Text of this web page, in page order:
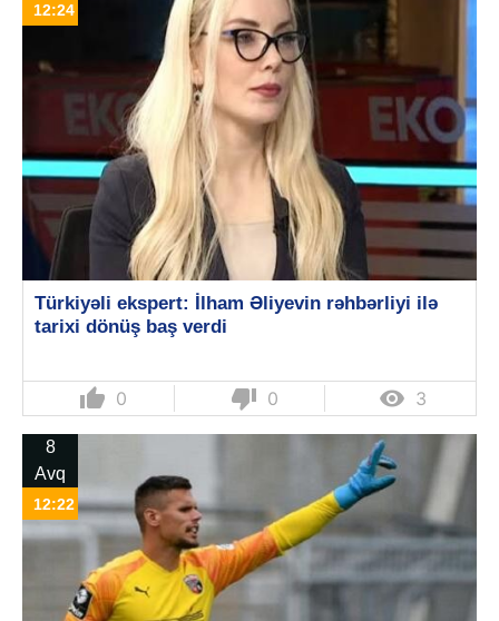
12:24
Türkiyəli ekspert: İlham Əliyevin rəhbərliyi ilə
tarixi dönüş baş verdi
thumb_up 0 thumb_down 0  3
8
Avq
12:22